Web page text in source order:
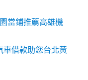
當鋪推薦高雄機
車借款助您台北黃